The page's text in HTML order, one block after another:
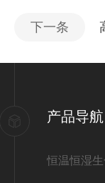
下一条
产品导航
恒温恒湿生